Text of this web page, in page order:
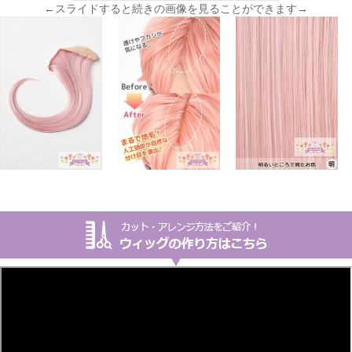
←スライドすると続きの画像を見ることができます→